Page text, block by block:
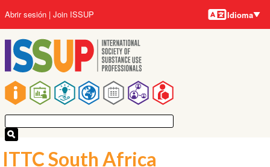
al
contenido
principal
Main
navigation
User
account
menu
Abrir sesión Join ISSUP Idiomas
Idioma
ITTC South Africa